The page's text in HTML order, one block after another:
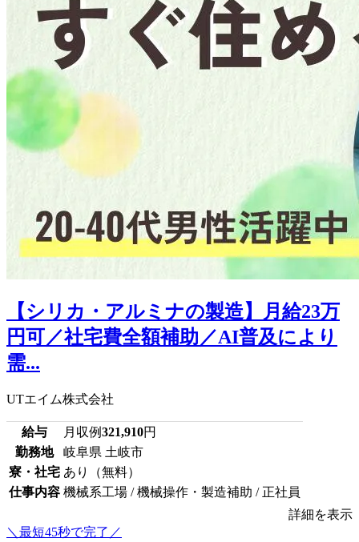
【シリカ・アルミナの製造】月給23万
円可／社宅費全額補助／AI普及により
需...
UTエイム株式会社
給与 月収例321,910円
勤務地
岐阜県 土岐市
寮・社宅 あり（無料）
仕事内容 機械系工場 / 機械操作・製造補助 / 正社員
詳細を表示
＼最短45秒で完了／